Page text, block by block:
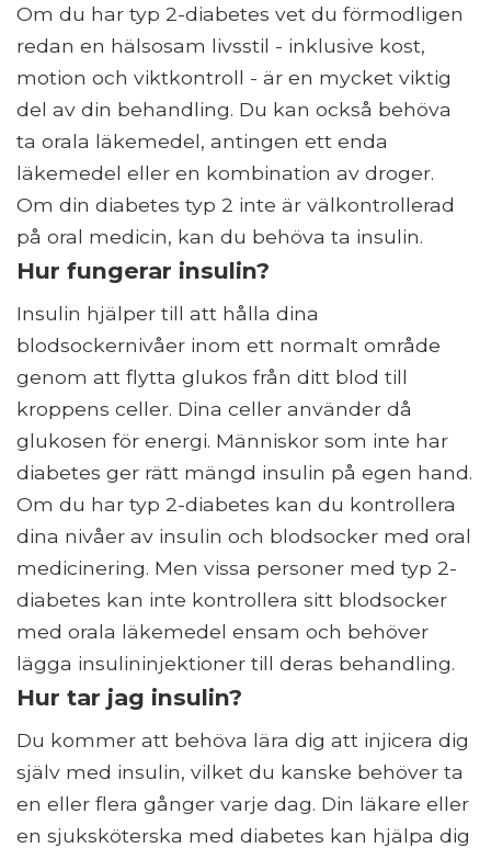
Om du har typ 2-diabetes vet du förmodligen
redan en hälsosam livsstil - inklusive kost,
motion och viktkontroll - är en mycket viktig
del av din behandling. Du kan också behöva
ta orala läkemedel, antingen ett enda
läkemedel eller en kombination av droger.
Om din diabetes typ 2 inte är välkontrollerad
på oral medicin, kan du behöva ta insulin.
Hur fungerar insulin?
Insulin hjälper till att hålla dina
blodsockernivåer inom ett normalt område
genom att flytta glukos från ditt blod till
kroppens celler. Dina celler använder då
glukosen för energi. Människor som inte har
diabetes ger rätt mängd insulin på egen hand.
Om du har typ 2-diabetes kan du kontrollera
dina nivåer av insulin och blodsocker med oral
medicinering. Men vissa personer med typ 2-
diabetes kan inte kontrollera sitt blodsocker
med orala läkemedel ensam och behöver
lägga insulininjektioner till deras behandling.
Hur tar jag insulin?
Du kommer att behöva lära dig att injicera dig
själv med insulin, vilket du kanske behöver ta
en eller flera gånger varje dag. Din läkare eller
en sjuksköterska med diabetes kan hjälpa dig